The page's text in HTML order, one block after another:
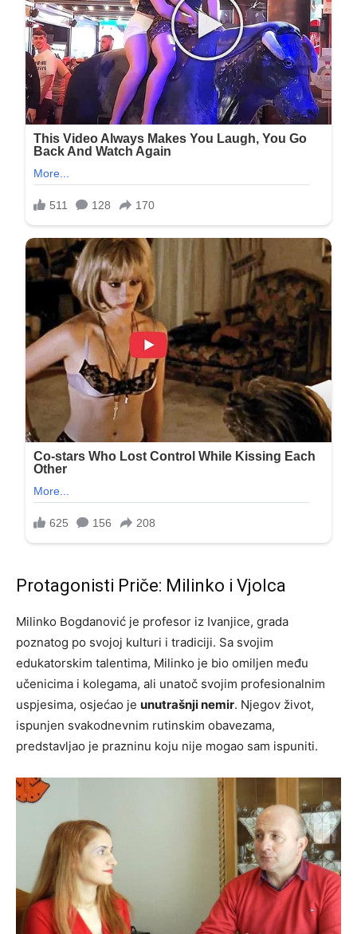
Protagonisti Priče: Milinko i Vjolca
Milinko Bogdanović je profesor iz Ivanjice, grada
poznatog po svojoj kulturi i tradiciji. Sa svojim
edukatorskim talentima, Milinko je bio omiljen među
učenicima i kolegama, ali unatoč svojim profesionalnim
uspjesima, osjećao je unutrašnji nemir. Njegov život,
ispunjen svakodnevnim rutinskim obavezama,
predstavljao je prazninu koju nije mogao sam ispuniti.